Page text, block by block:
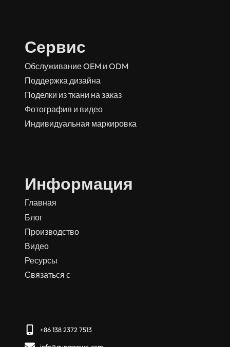
Сервис
Обслуживание OEM и ODM
Поддержка дизайна
Поделки из ткани на заказ
Фотография и видео
Индивидуальная маркировка
Информация
Главная
Блог
Производство
Видео
Ресурсы
Связаться с
+86 138 2372 7513